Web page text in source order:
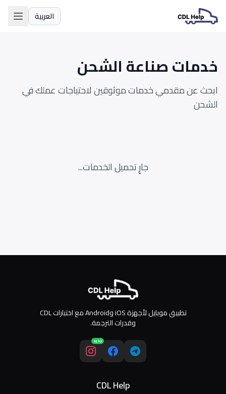
العربية
اللغة
خدمات صناعة الشحن
ابحث عن مقدمي خدمات موثوقين لاحتياجات عملك في
الشحن
جارٍ تحميل الخدمات...
تطبيق موبايل لأجهزة iOS وAndroid مع اختبارات CDL
وقدرات الترجمة.
جديد
CDL Help